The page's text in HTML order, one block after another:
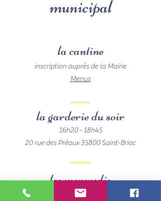
municipal
la cantine
inscription auprès de la Mairie
Menus
la garderie du soir
16h20 - 18h45
20 rue des Préaux 35800 Saint-Briac
les mercredis
inscription auprès de la Mairie